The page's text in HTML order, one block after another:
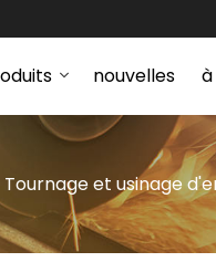
nouvelles
Tournage et usinage